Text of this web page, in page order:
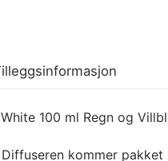
100 ml Regn og
Diffuseren kommer